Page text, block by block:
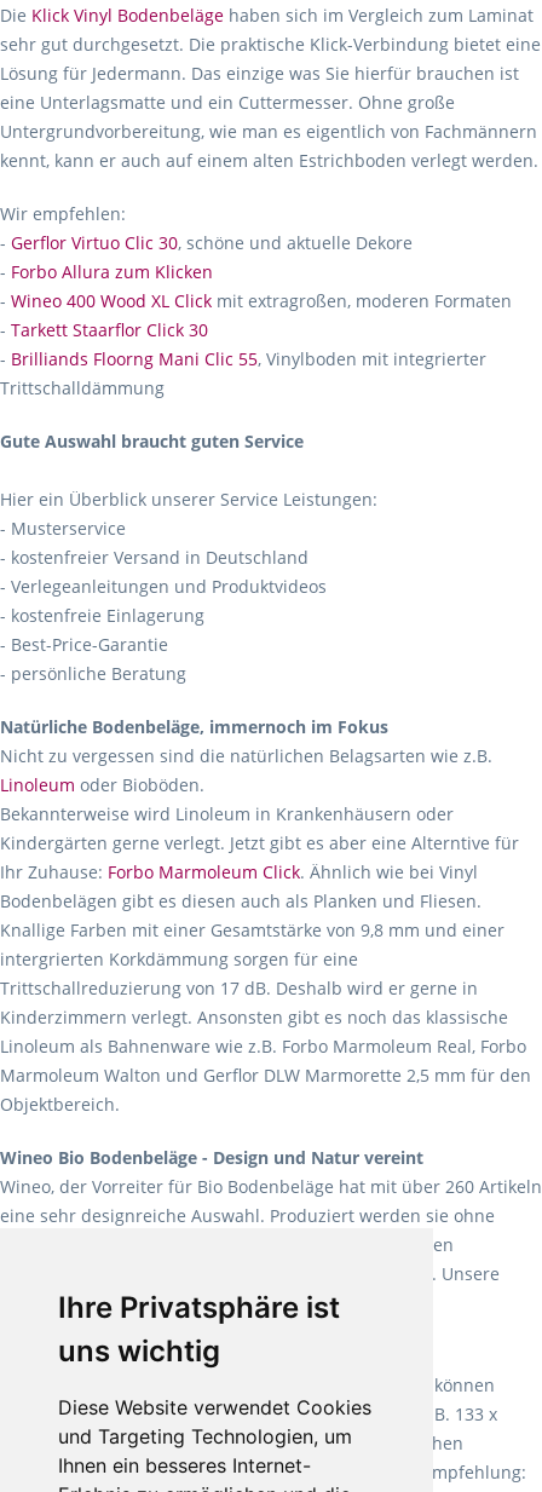
Ihre Privatsphäre ist
uns wichtig
Diese Website verwendet Cookies
und Targeting Technologien, um
Ihnen ein besseres Internet-
Die Klick Vinyl Bodenbeläge haben sich im Vergleich zum Laminat
sehr gut durchgesetzt. Die praktische Klick-Verbindung bietet eine
Lösung für Jedermann. Das einzige was Sie hierfür brauchen ist
eine Unterlagsmatte und ein Cuttermesser. Ohne große
Untergrundvorbereitung, wie man es eigentlich von Fachmännern
kennt, kann er auch auf einem alten Estrichboden verlegt werden.
Wir empfehlen:
- Gerflor Virtuo Clic 30, schöne und aktuelle Dekore
- Forbo Allura zum Klicken
- Wineo 400 Wood XL Click mit extragroßen, moderen Formaten
- Tarkett Staarflor Click 30
- Brilliands Floorng Mani Clic 55, Vinylboden mit integrierter
Trittschalldämmung
Gute Auswahl braucht guten Service
Hier ein Überblick unserer Service Leistungen:
- Musterservice
- kostenfreier Versand in Deutschland
- Verlegeanleitungen und Produktvideos
- kostenfreie Einlagerung
- Best-Price-Garantie
- persönliche Beratung
Natürliche Bodenbeläge, immernoch im Fokus
Nicht zu vergessen sind die natürlichen Belagsarten wie z.B.
Linoleum oder Bioböden.
Bekannterweise wird Linoleum in Krankenhäusern oder
Kindergärten gerne verlegt. Jetzt gibt es aber eine Alterntive für
Ihr Zuhause: Forbo Marmoleum Click. Ähnlich wie bei Vinyl
Bodenbelägen gibt es diesen auch als Planken und Fliesen.
Knallige Farben mit einer Gesamtstärke von 9,8 mm und einer
intergrierten Korkdämmung sorgen für eine
Trittschallreduzierung von 17 dB. Deshalb wird er gerne in
Kinderzimmern verlegt. Ansonsten gibt es noch das klassische
Linoleum als Bahnenware wie z.B. Forbo Marmoleum Real, Forbo
Marmoleum Walton und Gerflor DLW Marmorette 2,5 mm für den
Objektbereich.
Wineo Bio Bodenbeläge - Design und Natur vereint
Wineo, der Vorreiter für Bio Bodenbeläge hat mit über 260 Artikeln
eine sehr designreiche Auswahl. Produziert werden sie ohne
Weichmacher und Lösungsmittel. Mit allen verfügbaren
Verlegearten ist er für jegliche Bauvorhaben attraktiv. Unsere
Empfehlung:Wineo 1000 Multi Layer XXL.
Teppiche für ein angenehmes Laufgefühl
machen es schon lange vor. Sie können
Teppich in Ihrem gewünschten Sondermaß kaufen, z.B. 133 x
60cm. Vor allem in Schlafzimmern aufgrund der weichen
Oberfläche ein sehr beliebter Zusatzboden. Unsere Empfehlung: